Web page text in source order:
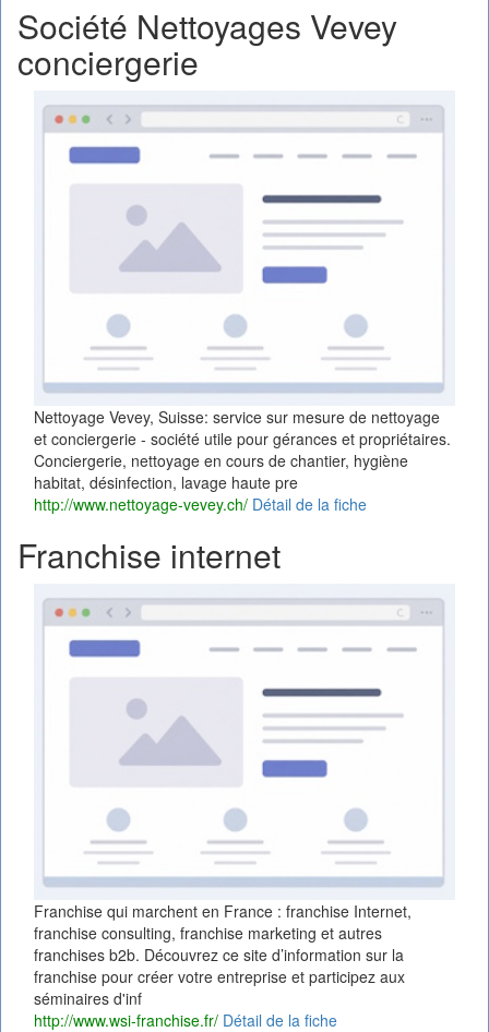
Société Nettoyages Vevey
conciergerie
Nettoyage Vevey, Suisse: service sur mesure de nettoyage
et conciergerie - société utile pour gérances et propriétaires.
Conciergerie, nettoyage en cours de chantier, hygiène
habitat, désinfection, lavage haute pre
http://www.nettoyage-vevey.ch/ Détail de la fiche
Franchise internet
Franchise qui marchent en France : franchise Internet,
franchise consulting, franchise marketing et autres
franchises b2b. Découvrez ce site d’information sur la
franchise pour créer votre entreprise et participez aux
séminaires d'inf
http://www.wsi-franchise.fr/ Détail de la fiche